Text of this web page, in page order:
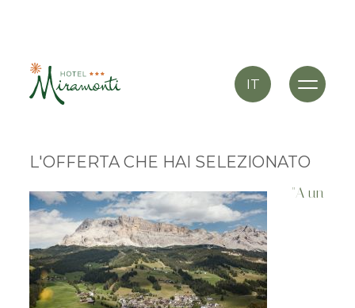
IT
L'OFFERTA CHE HAI SELEZIONATO
"A un